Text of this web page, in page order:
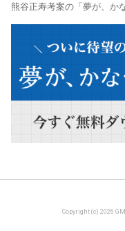
熊谷正寿考案の「夢が、か
Copyright (c) 2026